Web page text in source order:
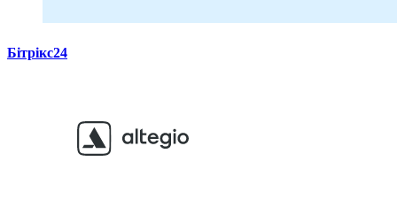
Бітрікс24